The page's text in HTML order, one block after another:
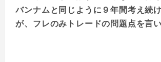
バンナムと同じように９年間考え続
が、フレのみトレードの問題点を言